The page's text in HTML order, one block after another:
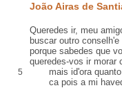
João Airas de
Queredes ir, meu
buscar outro conselh'e
porque sabedes que
queredes-vos ir morar
5
mais id'ora quanto
ca pois a mi